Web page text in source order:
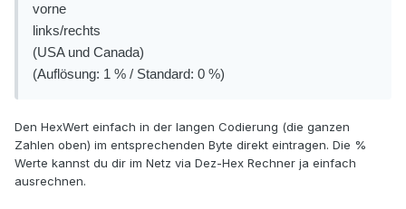
vorne
links/rechts
(USA und Canada)
(Auflösung: 1 % / Standard: 0 %)
Den HexWert einfach in der langen Codierung (die ganzen
Zahlen oben) im entsprechenden Byte direkt eintragen. Die %
Werte kannst du dir im Netz via Dez-Hex Rechner ja einfach
ausrechnen.